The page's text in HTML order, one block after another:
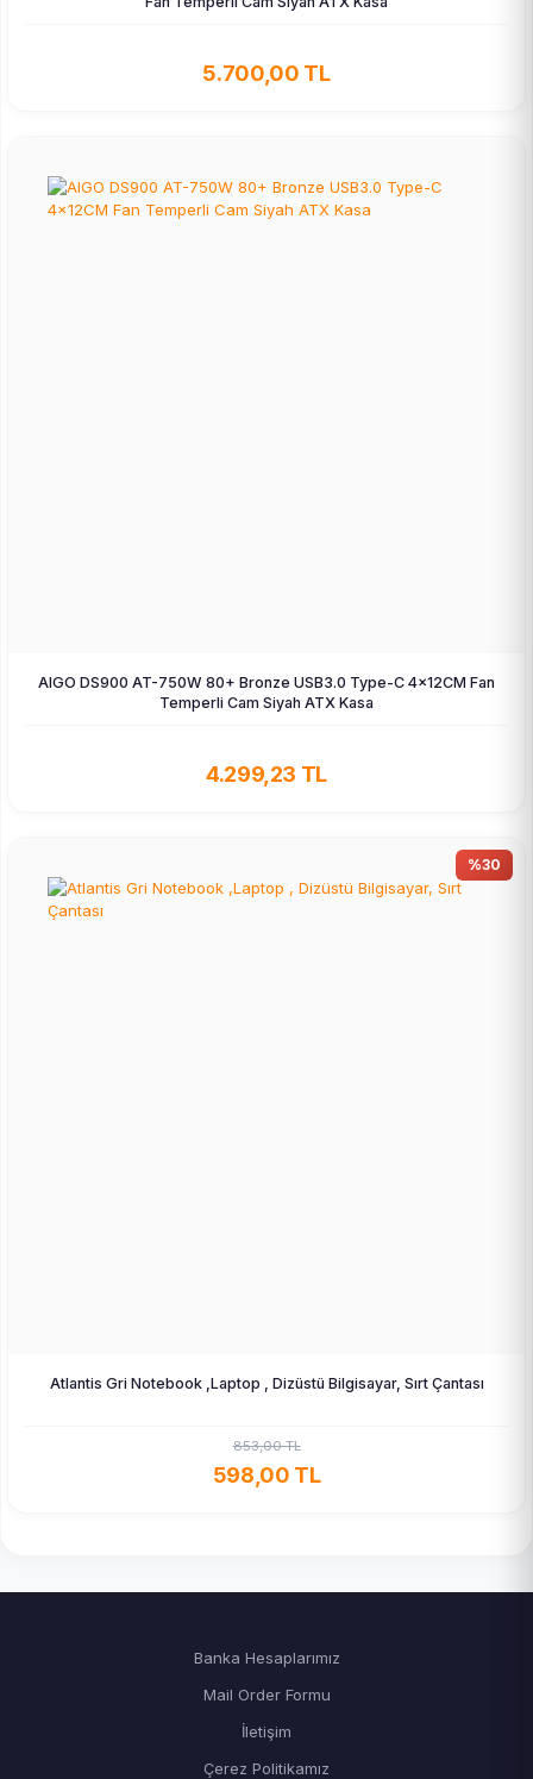
5.700,00 TL
AIGO DS900 AT-750W 80+ Bronze USB3.0 Type-C 4×12CM Fan
Temperli Cam Siyah ATX Kasa
4.299,23 TL
%30
Atlantis Gri Notebook ,Laptop , Dizüstü Bilgisayar, Sırt Çantası
853,00 TL
598,00 TL
Banka Hesaplarımız
Mail Order Formu
İletişim
Çerez Politikamız